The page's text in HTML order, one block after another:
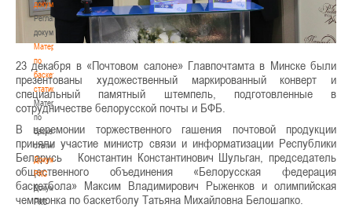
документы
Регламентирующие
документы
Материалы
по
баскетбольной
статистике
Материалы
по
баскетбольной
статистике
Документы
РКС
Документы
РКС
23 декабря в «Почтовом салоне» Главпочтамта в Минске были
презентованы художественный маркированный конверт и
специальный памятный штемпель, подготовленные в
сотрудничестве белорусской почты и БФБ.
В церемонии торжественного гашения почтовой продукции
приняли участие министр связи и информатизации Республики
Беларусь Константин Константинович Шульган, председатель
общественного объединения «Белорусская федерация
баскетбола» Максим Владимирович Рыженков и олимпийская
чемпионка по баскетболу Татьяна Михайловна Белошапко.